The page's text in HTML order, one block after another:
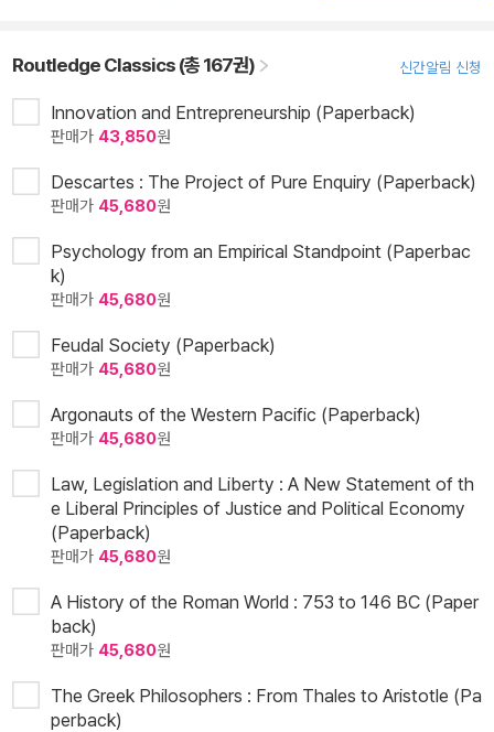
Routledge Classics (총 167권) 신간알림 신청
Innovation and Entrepreneurship (Paperback)
판매가 43,850원
Descartes : The Project of Pure Enquiry (Paperback)
판매가 45,680원
Psychology from an Empirical Standpoint (Paperbac
k)
판매가 45,680원
Feudal Society (Paperback)
판매가 45,680원
Argonauts of the Western Pacific (Paperback)
판매가 45,680원
Law, Legislation and Liberty : A New Statement of th
e Liberal Principles of Justice and Political Economy
(Paperback)
판매가 45,680원
A History of the Roman World : 753 to 146 BC (Paper
back)
판매가 45,680원
The Greek Philosophers : From Thales to Aristotle (Pa
perback)